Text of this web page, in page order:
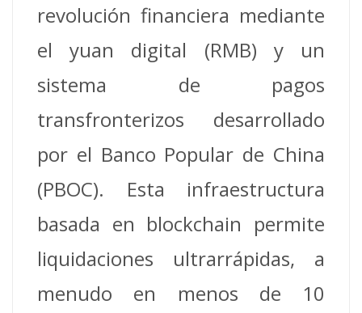
revolución financiera mediante
el yuan digital (RMB) y un
sistema de pagos
transfronterizos desarrollado
por el Banco Popular de China
(PBOC). Esta infraestructura
basada en blockchain permite
liquidaciones ultrarrápidas, a
menudo en menos de 10